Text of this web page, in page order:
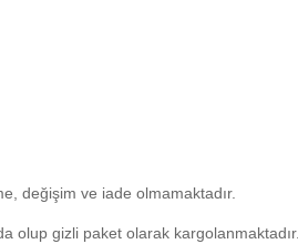
değişim ve iade olmamaktadır.
olup gizli paket olarak kargolanmaktadır.